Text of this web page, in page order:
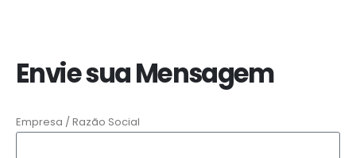
Envie sua Mensagem
Empresa / Razão Social